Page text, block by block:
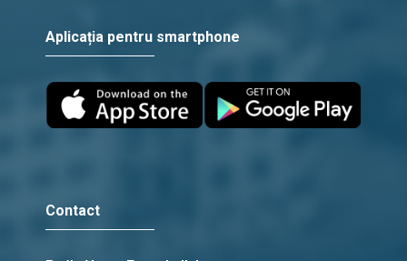
Aplicația pentru smartphone
Contact